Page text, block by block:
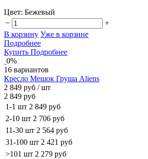
Цвет: Бежевый
−
+
В корзину Уже в корзине
Подробнее
Купить Подробнее
0%
16 вариантов
Кресло Мешок Груша Aliens
2 849 руб / шт
2 849 руб
1-1 шт 2 849 руб
2-10 шт 2 706 руб
11-30 шт 2 564 руб
31-100 шт 2 421 руб
>101 шт 2 279 руб